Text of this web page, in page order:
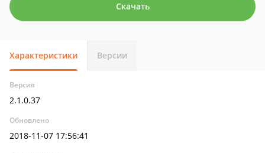
Скачать
Характеристики Версии
Версия
2.1.0.37
Обновлено
2018-11-07 17:56:41